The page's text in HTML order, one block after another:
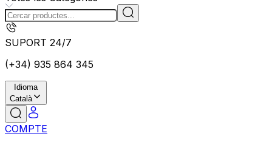
SUPORT 24/7
(+34) 935 864 345
Idioma
Català
COMPTE